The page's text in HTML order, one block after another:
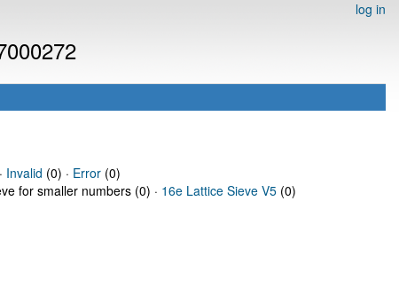
log in
Invalid (0) · Error(0)
for smaller numbers (0) · 16e Lattice Sieve V5 (0)